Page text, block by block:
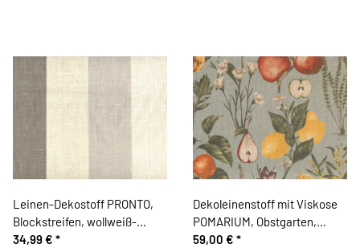
Leinen-Dekostoff PRONTO,
Blockstreifen, wollweiß-
steingrau
34,99 € *
Dekoleinenstoff mit Viskose
POMARIUM, Obstgarten,
mintgrau, Clarke & Clarke
59,00 € *